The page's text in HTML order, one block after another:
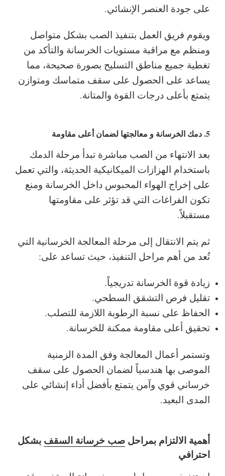
على جودة العنصر الإنشائي.
ويقوم فريق العمل بتنفيذ الصب بشكل متواصل
ومنظم مع مراقبة مستويات الخرسانة والتأكد من
تغطية جميع مناطق التسليح بصورة صحيحة، مما
يساعد على الحصول على سقف متماسك ومتوازن
يتمتع بأعلى درجات القوة والمتانة.
5. دمك الخرسانة و معالجتها لضمان أعلى مقاومة
بعد الانتهاء من الصب مباشرة تبدأ مرحلة الدمك
باستخدام الهزازات الميكانيكية الحديثة، والتي تعمل
على إخراج الهواء المحبوس داخل الخرسانة ومنع
تكون الفراغات التي قد تؤثر على مقاومتها
مستقبلاً.
ثم يتم الانتقال إلى مرحلة المعالجة الخرسانية التي
تُعد من أهم مراحل التنفيذ، حيث تساعد على:
زيادة قوة الخرسانة تدريجياً.
تقليل فرص التشقق السطحي.
الحفاظ على نسبة الرطوبة اللازمة للتصلب.
تحقيق أعلى مقاومة ممكنة للخرسانة.
وتستمر أعمال المعالجة وفق المدة الزمنية
الموصى بها هندسياً لضمان الحصول على سقف
خرساني قوي وآمن يتمتع بأفضل أداء إنشائي على
المدى البعيد.
أهمية الالتزام بمراحل صب خرسانة السقف بشكل
احترافي